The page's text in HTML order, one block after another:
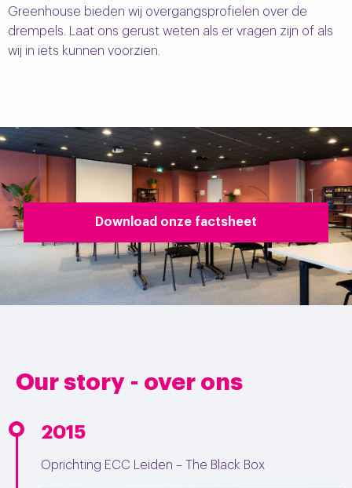
Greenhouse bieden wij overgangsprofielen over de
drempels. Laat ons gerust weten als er vragen zijn of als
wij in iets kunnen voorzien.
Download onze factsheet
Our story - over ons
2015
Oprichting ECC Leiden – The Black Box